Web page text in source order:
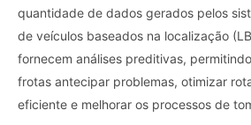
quantidade de dados gerados pelos
de veículos baseados na localização
fornecem análises preditivas,
frotas antecipar problemas, otimizar
eficiente e melhorar os processos de